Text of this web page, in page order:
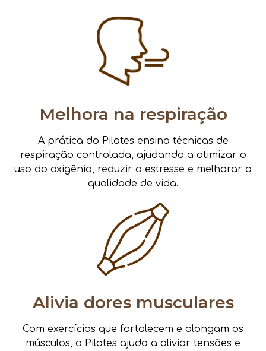
Melhora na respiração
A prática do Pilates ensina técnicas de
respiração controlada, ajudando a otimizar o
uso do oxigênio, reduzir o estresse e melhorar a
qualidade de vida.
Alivia dores musculares
Com exercícios que fortalecem e alongam os
músculos, o Pilates ajuda a aliviar tensões e